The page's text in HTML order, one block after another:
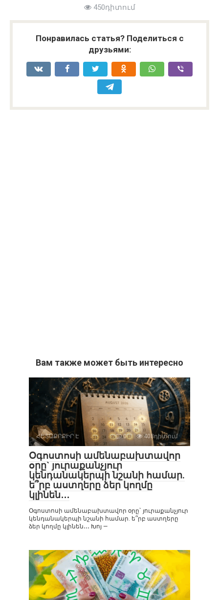
450դիտում
Понравилась статья? Поделиться с
друзьями:
Вам также может быть интересно
ՀԵՏԱՔՐՔԻՐ Է 0 408դիտում
Օգոստոսի ամենաբախտավոր
օրը` յուրաքանչյուր
կենդանակերպի նշանի համար.
ե՞րբ աստղերը ձեր կողմը
կլինեն․․․
Օգոստոսի ամենաբախտավոր օրը` յուրաքանչյուր
կենդանակերպի նշանի համար. ե՞րբ աստղերը
ձեր կողմը կլինեն․․․ Խոյ —